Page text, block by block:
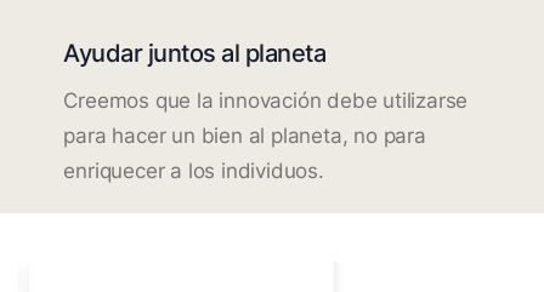
Ayudar juntos al planeta
Creemos que la innovación debe utilizarse
para hacer un bien al planeta, no para
enriquecer a los individuos.